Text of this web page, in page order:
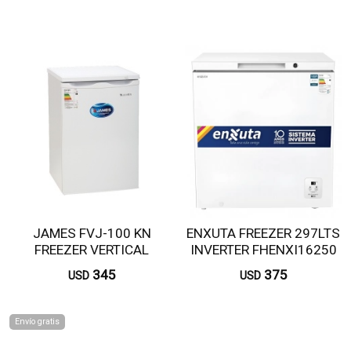
JAMES FVJ-100 KN
FREEZER VERTICAL
USD 345
ENXUTA FREEZER 297LTS
INVERTER FHENXI16250
USD 375
Envío gratis